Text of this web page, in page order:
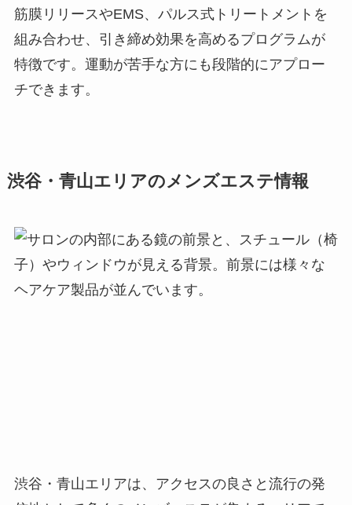
筋膜リリースやEMS、パルス式トリートメントを
組み合わせ、引き締め効果を高めるプログラムが
特徴です。運動が苦手な方にも段階的にアプロー
チできます。
渋谷・青山エリアのメンズエステ情報
渋谷・青山エリアは、アクセスの良さと流行の発